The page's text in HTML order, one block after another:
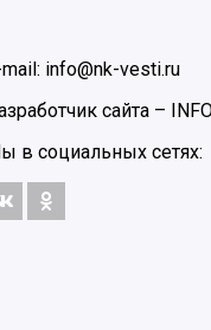
mail: info@nk-vesti.ru
сайта –
в социальных сетях: